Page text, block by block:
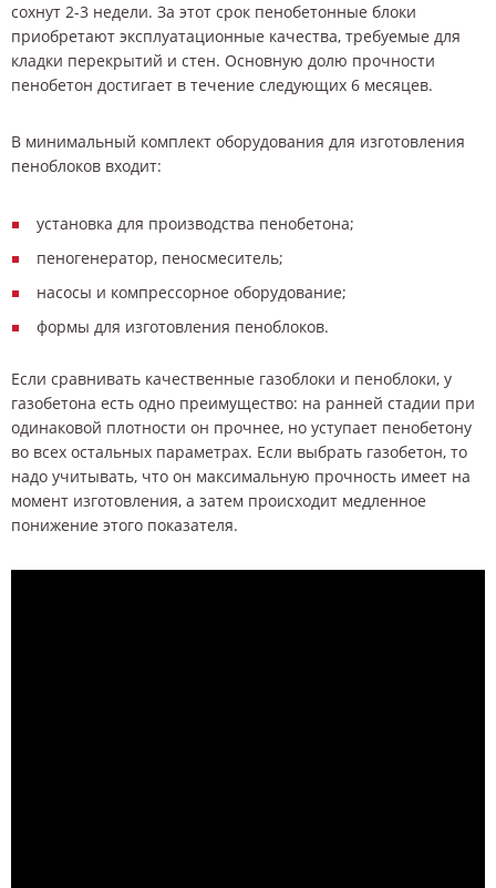
сохнут 2-3 недели. За этот срок пенобетонные блоки
приобретают эксплуатационные качества, требуемые для
кладки перекрытий и стен. Основную долю прочности
пенобетон достигает в течение следующих 6 месяцев.
В минимальный комплект оборудования для изготовления
пеноблоков входит:
установка для производства пенобетона;
пеногенератор, пеносмеситель;
насосы и компрессорное оборудование;
формы для изготовления пеноблоков.
Если сравнивать качественные газоблоки и пеноблоки, у
газобетона есть одно преимущество: на ранней стадии при
одинаковой плотности он прочнее, но уступает пенобетону
во всех остальных параметрах. Если выбрать газобетон, то
надо учитывать, что он максимальную прочность имеет на
момент изготовления, а затем происходит медленное
понижение этого показателя.